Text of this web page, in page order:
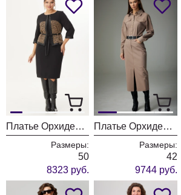
Платье ОрхидеяЛюкс 1348
Размеры:
50
8323 руб.
Платье ОрхидеяЛюкс 1300-1 бежевый
Размеры:
42
9744 руб.